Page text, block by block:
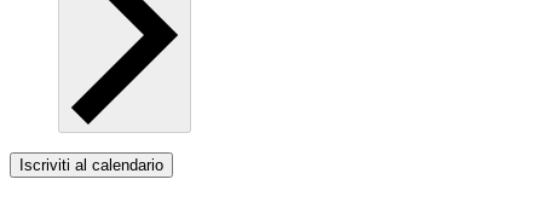
Iscriviti al calendario